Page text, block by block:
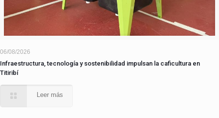
06/08/2026
Infraestructura, tecnología y sostenibilidad impulsan la caficultura en
Titiribí
Leer más